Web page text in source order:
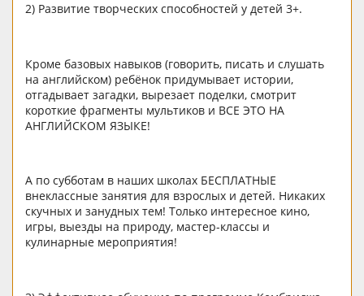
2) Развитие творческих способностей у детей 3+.
Кроме базовых навыков (говорить, писать и слушать
на английском) ребёнок придумывает истории,
отгадывает загадки, вырезает поделки, смотрит
короткие фрагменты мультиков и ВСЕ ЭТО НА
АНГЛИЙСКОМ ЯЗЫКЕ!
А по субботам в наших школах БЕСПЛАТНЫЕ
внеклассные занятия для взрослых и детей. Никаких
скучных и занудных тем! Только интересное кино,
игры, выезды на природу, мастер-классы и
кулинарные мероприятия!